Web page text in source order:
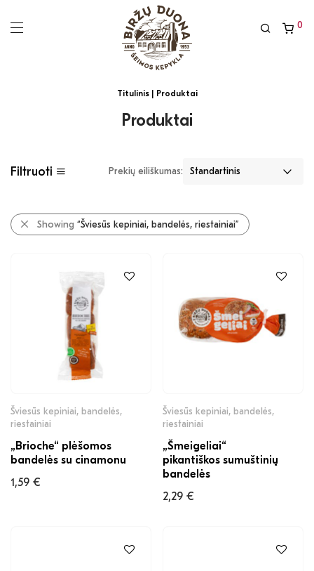
0
Titulinis | Produktai
Produktai
Filtruoti Prekių eiliškumas:
Showing “Šviesūs kepiniai, bandelės, riestainiai”
Šviesūs kepiniai, bandelės,
riestainiai
„Brioche“ plėšomos
bandelės su cinamonu
1,59 €
Šviesūs kepiniai, bandelės,
riestainiai
„Šmeigeliai“
pikantiškos sumuštinių
bandelės
2,29 €